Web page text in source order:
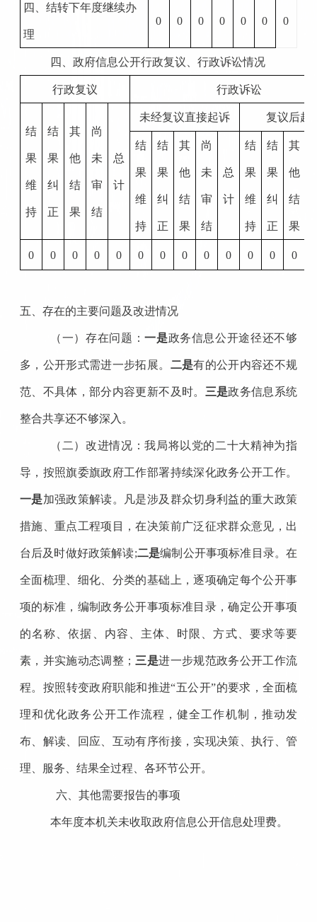
四、结转下年度继续办
理
0 0 0 0 0 0 0
四、政府信息公开行政复议、行政诉讼情况
行政复议 行政诉讼
结
果
维
持
结
果
纠
正
其
他
结
果
尚
未
审
结
总
计
未经复议直接起诉 复议后起
结
果
维
持
结
果
纠
正
其
他
结
果
尚
未
审
结
总
计
结
果
维
持
结
果
纠
正
其
他
结
果
0 0 0 0 0 0 0 0 0 0 0 0 0
五、存在的主要问题及改进情况
（一）存在问题：一是政务信息公开途径还不够
多，公开形式需进一步拓展。 二是有的公开内容还不规
范、不具体，部分内容更新不及时。 三是政务信息系统
整合共享还不够深入。
（二）改进情况：我局将以党的二十大精神为指
导，按照旗委旗政府工作部署持续深化政务公开工作。
一是加强政策解读。凡是涉及群众切身利益的重大政策
措施、重点工程项目，在决策前广泛征求群众意见，出
台后及时做好政策解读;二是编制公开事项标准目录。在
全面梳理、细化、分类的基础上，逐项确定每个公开事
项的标准，编制政务公开事项标准目录，确定公开事项
的名称、依据、内容、主体、时限、方式、要求等要
素，并实施动态调整； 三是进一步规范政务公开工作流
程。按照转变政府职能和推进“五公开”的要求，全面梳
理和优化政务公开工作流程，健全工作机制，推动发
布、解读、回应、互动有序衔接，实现决策、执行、管
理、服务、结果全过程、各环节公开。
六、其他需要报告的事项
本年度本机关未收取政府信息公开信息处理费。